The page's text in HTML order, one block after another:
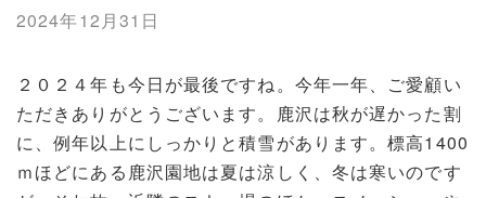
2024年12月31日
２０２４年も今日が最後ですね。今年一年、ご愛顧い
ただきありがとうございます。鹿沢は秋が遅かった割
に、例年以上にしっかりと積雪があります。標高1400
ｍほどにある鹿沢園地は夏は涼しく、冬は寒いのです